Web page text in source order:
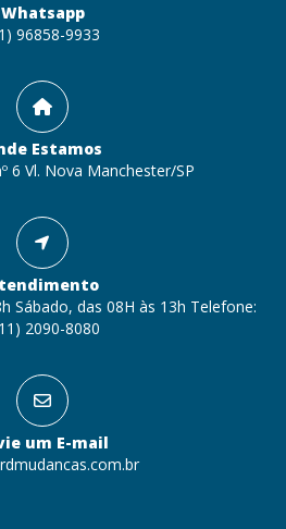
Whatsapp
96858-9933
Estamos
6 Vl. Nova Manchester/SP
Sábado, das 08H às 13h Telefone:
2090-8080
um E-mail